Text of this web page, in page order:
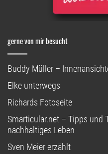
gerne von mir besucht
Buddy Müller –
Elke unterwegs
Richards Fotoseite
Smarticular.net – Tipps und
nachhaltiges Leben
Sven Meier erzählt